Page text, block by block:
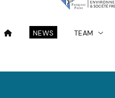
NEWS TEAM